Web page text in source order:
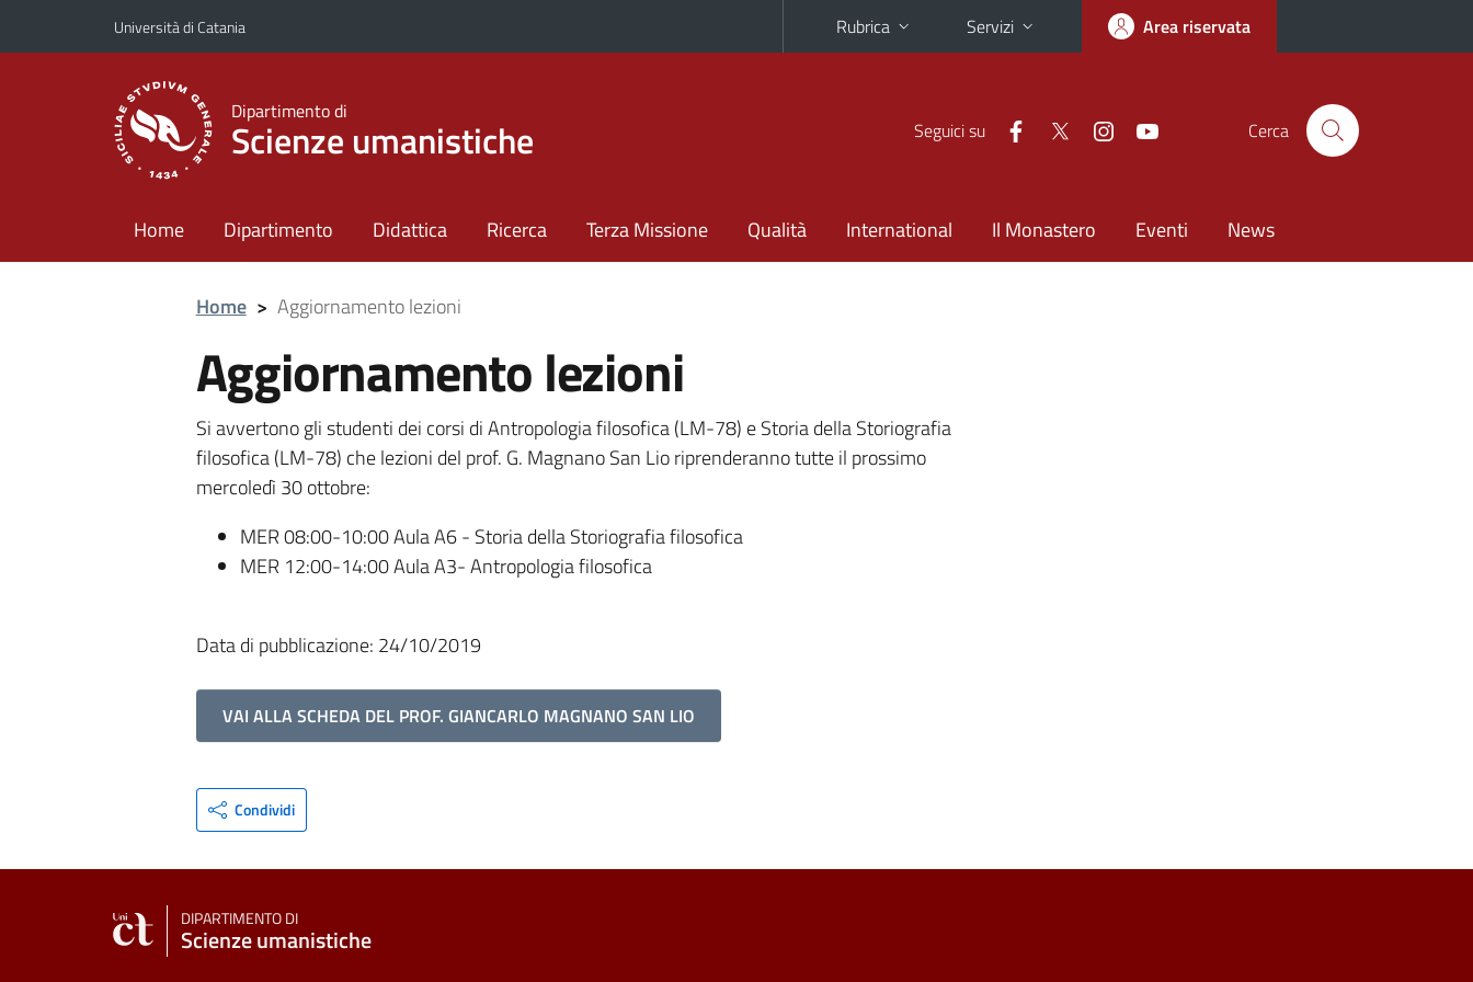
Vai al contenuto principale
Vai al menu di navigazione
Università di Catania Rubrica Servizi Area riservata
Dipartimento di
Scienze umanistiche Seguici su Cerca
Home Dipartimento Didattica Ricerca Terza Missione Qualità International Il Monastero Eventi News
Home > Aggiornamento lezioni
Aggiornamento lezioni
Si avvertono gli studenti dei corsi di Antropologia filosofica (LM-78) e Storia della Storiografia
filosofica (LM-78) che lezioni del prof. G. Magnano San Lio riprenderanno tutte il prossimo
mercoledì 30 ottobre:
MER 08:00-10:00 Aula A6 - Storia della Storiografia filosofica
MER 12:00-14:00 Aula A3- Antropologia filosofica
Data di pubblicazione: 24/10/2019
VAI ALLA SCHEDA DEL PROF. GIANCARLO MAGNANO SAN LIO
Condividi
DIPARTIMENTO DI
Scienze umanistiche